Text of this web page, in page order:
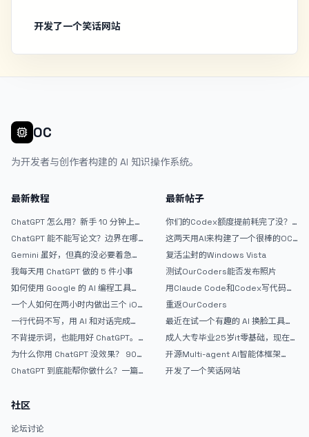
开发了一个笑话网站
OC
为开发者与创作者构建的 AI 知识操作系统。
最新教程
ChatGPT 怎么用？新手 10 分钟上手
ChatGPT 能不能写论文？边界在哪
Gemini 虽好，但真的没必要着急放
弃 ChatGPT
我每天用 ChatGPT 做的 5 件小事
如何使用 Google 的 AI 编程工具
AntiGravity：独立开发者的新时代
武器
一个人如何在两小时内做出三个 iOS
APP？｜AntiGravity + Gemini 3 实
战完整记录
一行代码不写，用 AI 和对话完成一
个完整网站：《图书天堂》实战记录
不背提示词，也能用好 ChatGPT。
一个万能提问模板
为什么你用 ChatGPT 没效果？ 90%
的人第一步就问错了
ChatGPT 到底能帮你做什么？一篇
最新帖子
你们的Codex额度提前耗完了没？
戒断反应如何？
这两天用AI来构建了一个很棒的OC
论坛精华区
复活尘封的Windows Vista
测试OurCoders能否发布照片
用Claude Code和Codex写代码真
的爽，但是App怎么挣钱还是很难啊
重返OurCoders
最近在试一个有趣的 AI 换脸工具，
效果挺不错
成人大专毕业25岁it零基础，现在想
考软件设计师，有什么好的建议吗，
谢谢！
开源Multi-agent AI智能体框架
aevatar.ai，欢迎大家贡献代码
开发了一个笑话网站
社区
论坛讨论